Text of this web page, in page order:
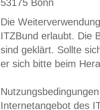
53175 Bonn
Die
ITZBund erlaubt. Die
sind geklärt. Sollte
er sich bitte beim
Internetangebot des